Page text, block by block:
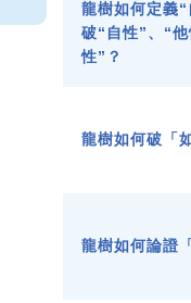
龍樹如何定義
破“自性”、“
性”？
龍樹如何破「
龍樹如何論證